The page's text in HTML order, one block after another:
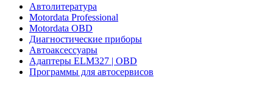
Автолитература
Motordata Professional
Motordata OBD
Диагностические приборы
Автоаксессуары
Адаптеры ELM327 | OBD
Программы для автосервисов